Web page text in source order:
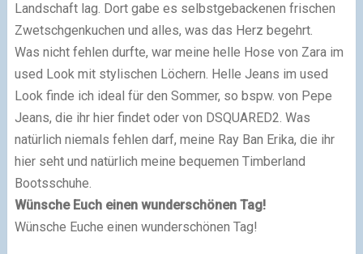
Landschaft lag. Dort gabe es selbstgebackenen frischen
Zwetschgenkuchen und alles, was das Herz begehrt.
Was nicht fehlen durfte, war meine helle Hose von Zara im
used Look mit stylischen Löchern. Helle Jeans im used
Look finde ich ideal für den Sommer, so bspw. von Pepe
Jeans, die ihr hier findet oder von DSQUARED2. Was
natürlich niemals fehlen darf, meine Ray Ban Erika, die ihr
hier seht und natürlich meine bequemen Timberland
Bootsschuhe.
Wünsche Euch einen wunderschönen Tag!
Wünsche Euche einen wunderschönen Tag!